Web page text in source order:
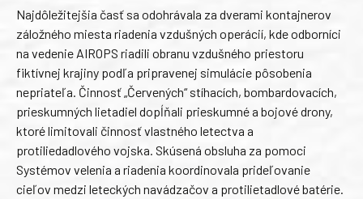
Najdôležitejšia časť sa odohrávala za dverami kontajnerov
záložného miesta riadenia vzdušných operácií, kde odborníci
na vedenie AIROPS riadili obranu vzdušného priestoru
fiktívnej krajiny podľa pripravenej simulácie pôsobenia
nepriateľa. Činnosť „Červených“ stíhacích, bombardovacích,
prieskumných lietadiel dopĺňali prieskumné a bojové drony,
ktoré limitovali činnosť vlastného letectva a
protiliedadlového vojska. Skúsená obsluha za pomoci
Systémov velenia a riadenia koordinovala prideľovanie
cieľov medzi leteckých navádzačov a protilietadlové batérie.